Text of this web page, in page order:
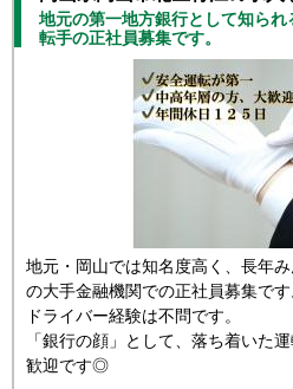
地元の第一地方銀行として知ら
転手の正社員募集です。
地元・岡山では知名度高く、長年
の大手金融機関での正社員募集です
ドライバー経験は不問です。
「銀行の顔」として、落ち着いた
歓迎です◎